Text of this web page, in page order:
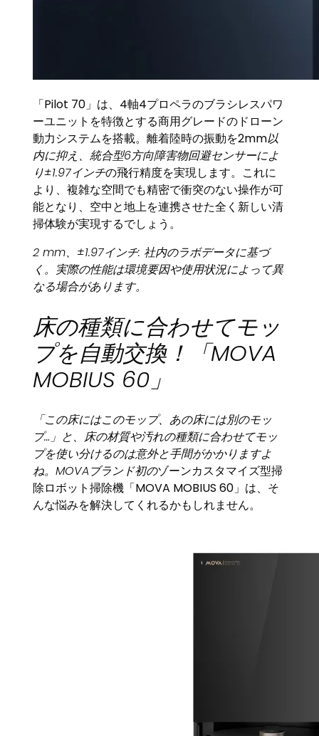
「Pilot 70」は、4軸4プロペラのブラシレスパワ
ーユニットを特徴とする商用グレードのドローン
動力システムを搭載。離着陸時の振動を2mm以
内に抑え、統合型6方向障害物回避センサーによ
り±1.97インチの飛行精度を実現します。これに
より、複雑な空間でも精密で衝突のない操作が可
能となり、空中と地上を連携させた全く新しい清
掃体験が実現するでしょう。
2 mm、±1.97インチ: 社内のラボデータに基づ
く。実際の性能は環境要因や使用状況によって異
なる場合があります。
床の種類に合わせてモッ
プを自動交換！「MOVA
MOBIUS 60」
「この床にはこのモップ、あの床には別のモッ
プ…」と、床の材質や汚れの種類に合わせてモッ
プを使い分けるのは意外と手間がかかりますよ
ね。MOVAブランド初のゾーンカスタマイズ型掃
除ロボット掃除機「MOVA MOBIUS 60」は、そ
んな悩みを解決してくれるかもしれません。